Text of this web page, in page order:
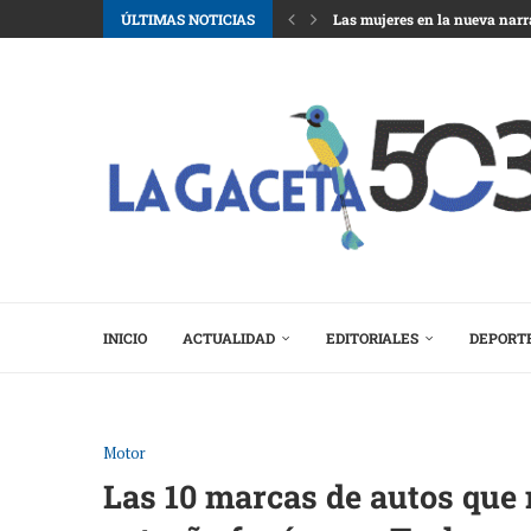
ÚLTIMAS NOTICIAS
Las mujeres en la nueva
INICIO ACTUALIDAD EDITORIALES
Motor
Las 10 marcas de autos